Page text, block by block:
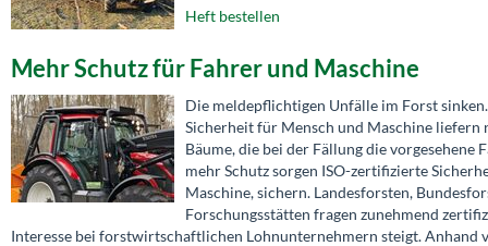
Heft bestellen
Mehr Schutz für Fahrer und Maschine
Die meldepflichtigen Unfälle im Forst
Sicherheit für Mensch und Maschine liefern
Bäume, die bei der Fällung die
mehr Schutz sorgen ISO-zertifizierte
Maschine, sichern. Landesforsten,
Forschungsstätten fragen zunehmend
Interesse bei forstwirtschaftlichen Lohnunternehmern steigt. Anhand